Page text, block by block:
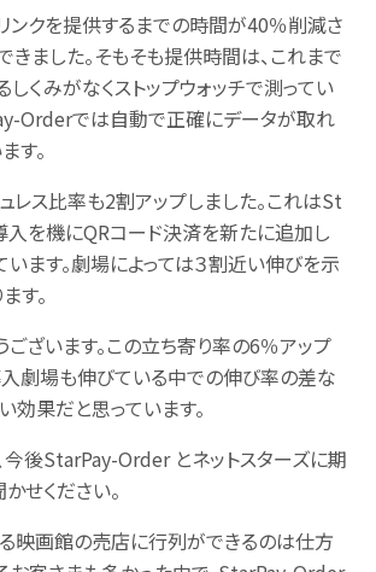
リンクを提供するまでの時間が40％削減さ
ました。そもそも提供時間は、これまで
くみがなくストップウォッチで測ってい
Orderでは自動で正確にデータが取れ
す。
レス比率も2割アップしました。これはSt
を機にQRコード決済を新たに追加し
ます。劇場によっては３割近い伸びを示
す。
ざいます。この立ち寄り率の6％アップ
入劇場も伸びている中での伸び率の差な
効果だと思っています。
今後StarPay-Order とネットスターズに期
せください。
映画館の売店に行列ができるのは仕方